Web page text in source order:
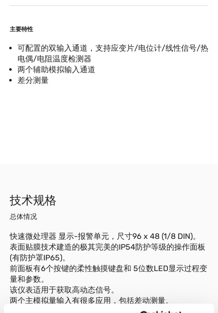
主要特性
可配置的双输入通道，支持应变片/电位计/线性信号/热
电偶/电阻温度检测器
两个辅助模拟输入通道
差分测量
技术规格
总体情况
快速微处理器 显示-报警单元，尺寸96 x 48 (1/8 DIN)。
表面贴膜技术建造的极其完美的IP54防护等级的操作面板
(有防护罩IP65)。
前面板有6个按键的柔性触摸键盘和 5位数LED显示过程变
量和参数。
该仪表适用于获取高动态信号。
两个主模拟量输入有很多应用，包括差动测量。